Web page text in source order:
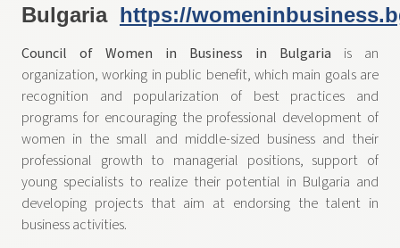
Bulgaria https://
Council of Women in Business in Bulgaria is an
organization, working in public benefit, which main goals are
recognition and popularization of best practices and
programs for encouraging the professional development of
women in the small and middle-sized business and their
professional growth to managerial positions, support of
young specialists to realize their potential in Bulgaria and
developing projects that aim at endorsing the talent in
business activities.